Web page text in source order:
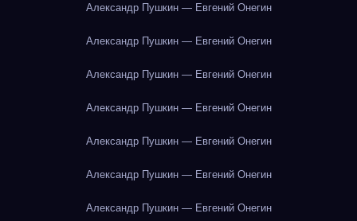
Александр Пушкин — Евгений Онегин
Александр Пушкин — Евгений Онегин
Александр Пушкин — Евгений Онегин
Александр Пушкин — Евгений Онегин
Александр Пушкин — Евгений Онегин
Александр Пушкин — Евгений Онегин
Александр Пушкин — Евгений Онегин